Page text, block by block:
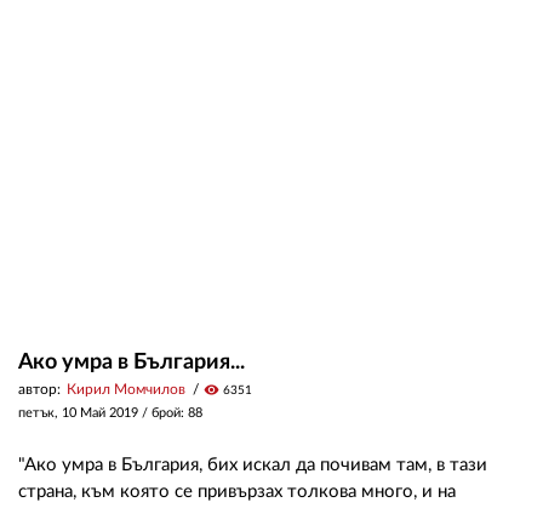
Ако умра в България...
автор: Кирил Момчилов visibility 6351
петък, 10 Май 2019 / брой: 88
"Ако умра в България, бих искал да почивам там, в тази
страна, към която се привързах толкова много, и на